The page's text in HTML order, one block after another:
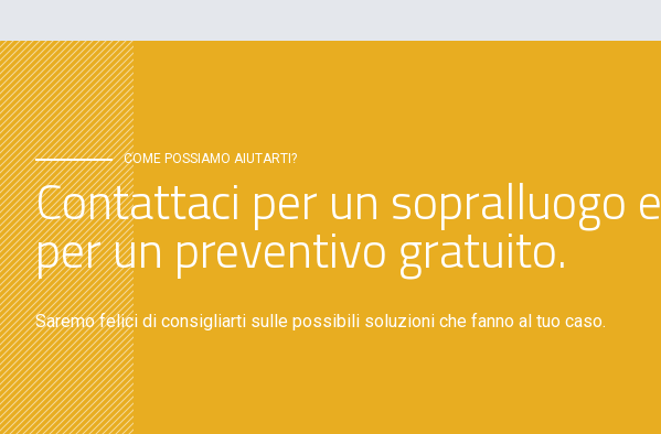
COME POSSIAMO AIUTARTI?
Contattaci per un sopralluogo e
per un preventivo gratuito.
Saremo felici di consigliarti sulle possibili soluzioni che fanno al tuo caso.